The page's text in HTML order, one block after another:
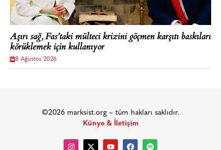
Aşırı sağ, Fas’taki mülteci krizini göçmen karşıtı baskıları
körüklemek için kullanıyor
8 Ağustos 2026
©2026 marksist.org – tüm hakları saklıdır.
Künye & İletişim